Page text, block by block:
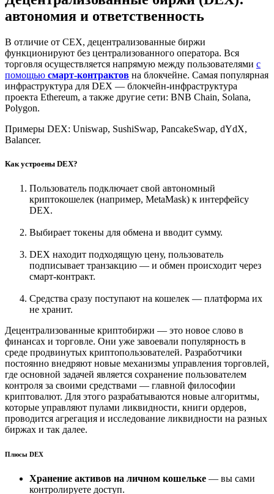
автономия и ответственность
В отличие от CEX, децентрализованные биржи
функционируют без централизованного оператора. Вся
торговля осуществляется напрямую между пользователями с
помощью смарт-контрактов на блокчейне. Самая популярная
инфраструктура для DEX — блокчейн-инфраструктура
проекта Ethereum, а также другие сети: BNB Chain, Solana,
Polygon.
Примеры DEX: Uniswap, SushiSwap, PancakeSwap, dYdX,
Balancer.
Как устроены DEX?
Пользователь подключает свой автономный
криптокошелек (например, MetaMask) к интерфейсу
DEX.
Выбирает токены для обмена и вводит сумму.
DEX находит подходящую цену, пользователь
подписывает транзакцию — и обмен происходит через
смарт-контракт.
Средства сразу поступают на кошелек — платформа их
не хранит.
Децентрализованные криптобиржи — это новое слово в
финансах и торговле. Они уже завоевали популярность в
среде продвинутых криптопользователей. Разработчики
постоянно внедряют новые механизмы управления торговлей,
где основной задачей является сохранение пользователем
контроля за своими средствами — главной философии
криптовалют. Для этого разрабатываются новые алгоритмы,
которые управляют пулами ликвидности, книги ордеров,
проводится агрегация и исследование ликвидности на разных
биржах и так далее.
Плюсы DEX
Хранение активов на личном кошельке — вы сами
контролируете доступ.